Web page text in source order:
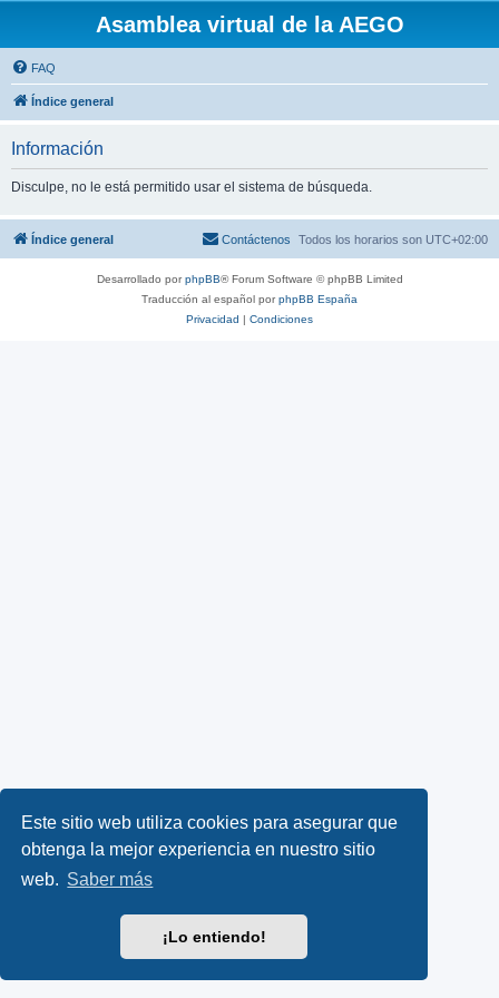
Este sitio web utiliza cookies para asegurar que
obtenga la mejor experiencia en nuestro sitio
web. Saber más
¡Lo entiendo!
Asamblea virtual de la AEGO
FAQ
Índice general
Información
Disculpe, no le está permitido usar el sistema de búsqueda.
Índice general Todos los horarios son UTC+02:00
Contáctenos
Desarrollado porphpBB® Forum Software © phpBB Limited
Traducción al español porphpBB España
Privacidad | Condiciones